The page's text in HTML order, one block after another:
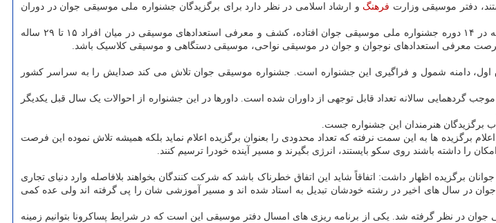
دفتر موسیقی وزارت فرهنگ و ارشاد اسلامی در نظر دارد برای برگزیدگان جشنواره ملی موسیقی جوان در دوران
، مدیرکل دفتر موسیقی درباره تأثیر جشنواره ملی موسیقی جوان معتقد است: اتفاقی که در ۱۴ دوره جشنواره ملی موسیقی جوان افتاده، کشف و معرفی استعدادهای موسیقی در میان افراد ۱۵ تا ۲۹ ساله
استعدادهای نوجوان و جوان در موسیقی نواحی، موسیقی دستگاهی و موسیقی کلاسیک باشد.
دامنه شمول و فراگیری این جشنواره است. جشنواره موسیقی جوان تلاش می کند صدایش را به سراسر کشور
گردهمایی سالانه تعداد قابل توجهی از داوران شده است. داورها در این جشنواره از احوالات یک سال قبل یکدیگر
برگزیدگان هنرمندان این جشنواره جست.
برگزیده ها به این سمت نرفته که تعداد محدودی را بعنوان برگزیده اعلام نماید بلکه همیشه تلاش نموده این فرصت
را داشته باشند روی سکو بایستند، انرژی بگیرند و مسیر آینده خودرا ترسیم کنند.
برگزیده اظهار داشت: اتفاقاً شاید این اتفاق خطرناک باشد که شرکت کنندگان بخواهند بلافاصله وارد دنیای تجاری
در سال های اخیر در رشته خودشان تبدیل به استاد شده اند و مسیر آموزشی شان را پی گرفته اند ولی عده کمی
در نظر گرفته شد. یکی از برنامه ریزی های امسال دفتر موسیقی این است که در شرایط پساکرونا بتوانیم زمینه